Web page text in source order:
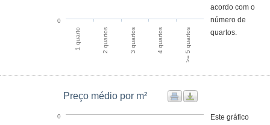
1 quarto 2 quartos 3 quartos 4 quartos >= 5 quartos
0
acordo com o
número de
quartos.
Preço médio por m²
0
Este gráfico